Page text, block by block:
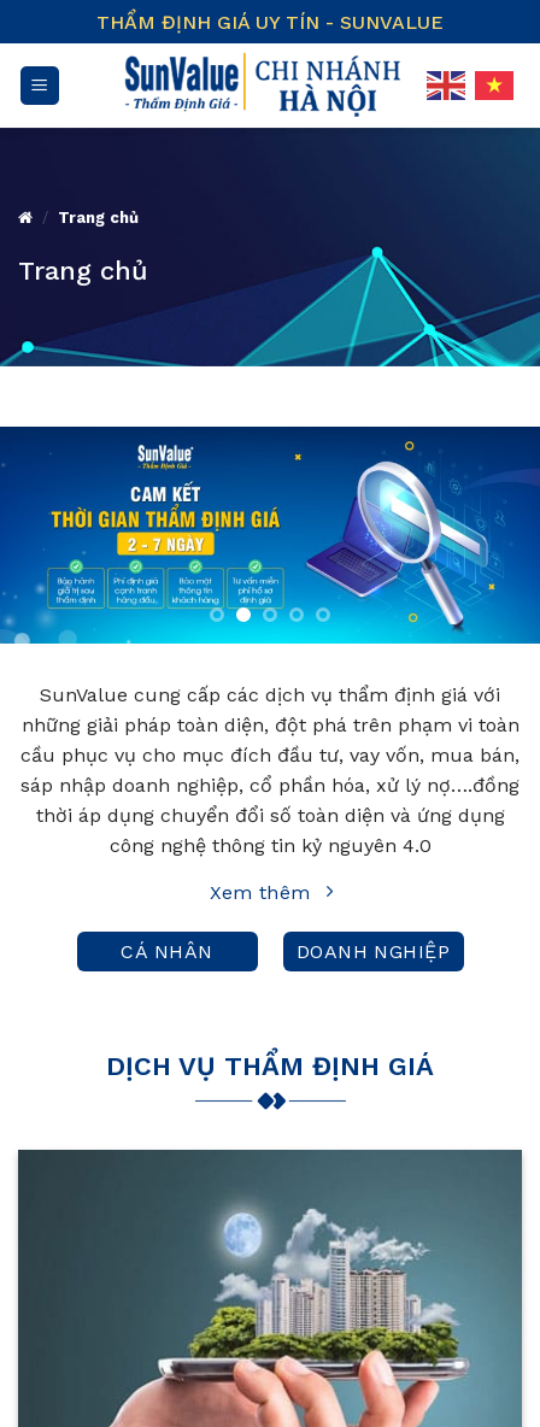
to
content
THẨM ĐỊNH GIÁ UY TÍN - SUNVALUE
/ Trang chủ
Trang chủ
SunValue cung cấp các dịch vụ thẩm định giá với
những giải pháp toàn diện, đột phá trên phạm vi toàn
cầu phục vụ cho mục đích đầu tư, vay vốn, mua bán,
sáp nhập doanh nghiệp, cổ phần hóa, xử lý nợ….đồng
thời áp dụng chuyển đổi số toàn diện và ứng dụng
công nghệ thông tin kỷ nguyên 4.0
Xem thêm
CÁ NHÂN DOANH NGHIỆP
DỊCH VỤ THẨM ĐỊNH GIÁ